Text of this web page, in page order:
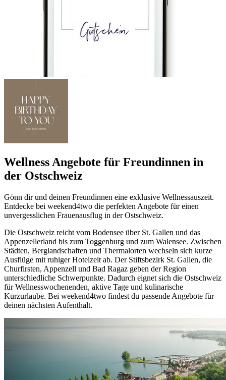
Wellness Angebote für Freundinnen in
der Ostschweiz
Gönn dir und deinen Freundinnen eine exklusive Wellnessauszeit.
Entdecke bei weekend4two die perfekten Angebote für einen
unvergesslichen Frauenausflug in der Ostschweiz.
Die Ostschweiz reicht vom Bodensee über St. Gallen und das
Appenzellerland bis zum Toggenburg und zum Walensee. Zwischen
Städten, Berglandschaften und Thermalorten wechseln sich kurze
Ausflüge mit ruhiger Hotelzeit ab. Der Stiftsbezirk St. Gallen, die
Churfirsten, Appenzell und Bad Ragaz geben der Region
unterschiedliche Schwerpunkte. Dadurch eignet sich die Ostschweiz
für Wellnesswochenenden, aktive Tage und kulinarische
Kurzurlaube. Bei weekend4two findest du passende Angebote für
deinen nächsten Aufenthalt.